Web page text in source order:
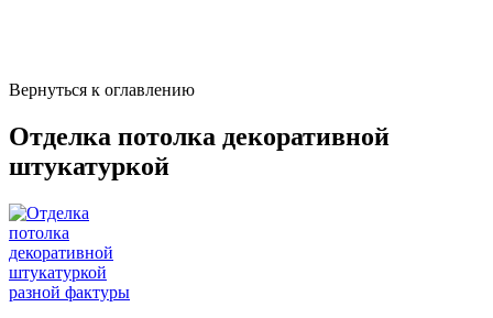
Вернуться к оглавлению
Отделка потолка декоративной
штукатуркой